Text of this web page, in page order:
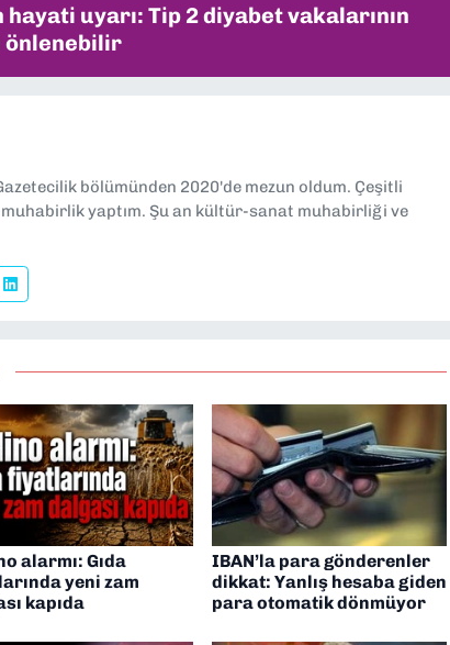
hayati uyarı: Tip 2 diyabet vakalarının
önlenebilir
bölümünden 2020'de mezun oldum. Çeşitli
yaptım. Şu an kültür-sanat muhabirliği ve
alarmı: Gıda
yeni zam
kapıda
IBAN’la para gönderenler
dikkat: Yanlış hesaba giden
para otomatik dönmüyor